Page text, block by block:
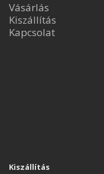
Vásárlás
Kiszállítás
Kapcsolat
Kiszállítás